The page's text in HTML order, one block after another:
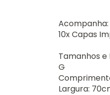
Acompanha:
10x Capas
Tamanhos e
G
Largura: